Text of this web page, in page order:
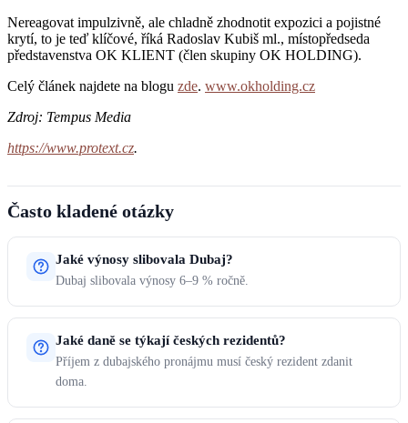
Nereagovat impulzivně, ale chladně zhodnotit expozici a pojistné
krytí, to je teď klíčové, říká Radoslav Kubiš ml., místopředseda
představenstva OK KLIENT (člen skupiny OK HOLDING).
Celý článek najdete na blogu zde. www.okholding.cz
Zdroj: Tempus Media
https://www.protext.cz.
Často kladené otázky
Jaké výnosy slibovala Dubaj?
Dubaj slibovala výnosy 6–9 % ročně.
Jaké daně se týkají českých rezidentů?
Příjem z dubajského pronájmu musí český rezident zdanit
doma.